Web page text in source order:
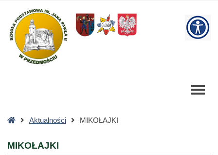
Szkoła
Podstawowa
StronaAktualności MIKOŁAJKI
MIKOŁAJKI